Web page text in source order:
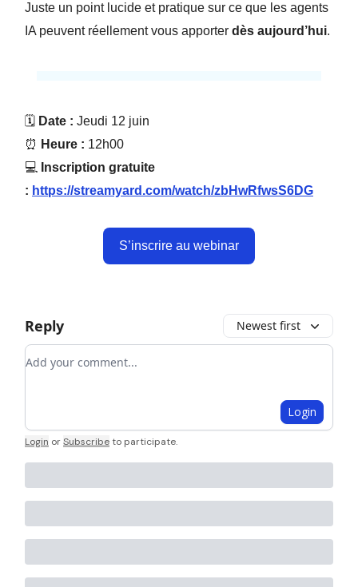
Juste un point lucide et pratique sur ce que les agents
IA peuvent réellement vous apporter dès aujourd’hui.
🗓️ Date : Jeudi 12 juin
⏰ Heure : 12h00
💻
Inscription gratuite
: https://streamyard.com/watch/zbHwRfwsS6DG
S’inscrire au webinar
Reply Newest first
Add your comment
Login
Login orSubscribeto participate.